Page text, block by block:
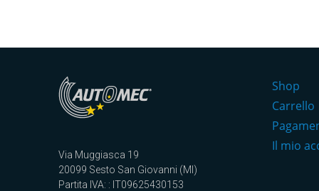
Via Muggiasca 19
20099 Sesto San Giovanni (MI)
Partita IVA: : IT09625430153
Shop
Carrello
Il mio